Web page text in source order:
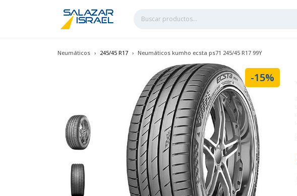
Neumáticos 245/45 R17 Neumáticos kumho ecsta ps71 245/45 R17 99Y
-15%